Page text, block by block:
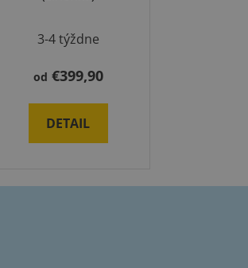
3-4 týždne
od €399,90
DETAIL